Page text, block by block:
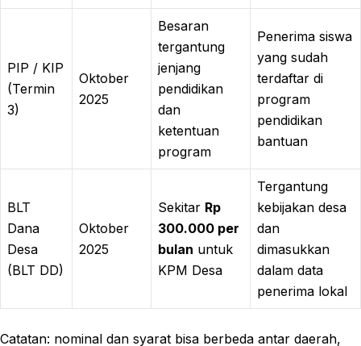
PIP / KIP
(Termin
3)
Oktober
2025
Besaran
tergantung
jenjang
pendidikan
dan
ketentuan
program
Penerima siswa
yang sudah
terdaftar di
program
pendidikan
bantuan
BLT
Dana
Desa
(BLT DD)
Oktober
2025
Sekitar Rp
300.000 per
bulan untuk
KPM Desa
Tergantung
kebijakan desa
dan
dimasukkan
dalam data
penerima lokal
Catatan: nominal dan syarat bisa berbeda antar daerah,